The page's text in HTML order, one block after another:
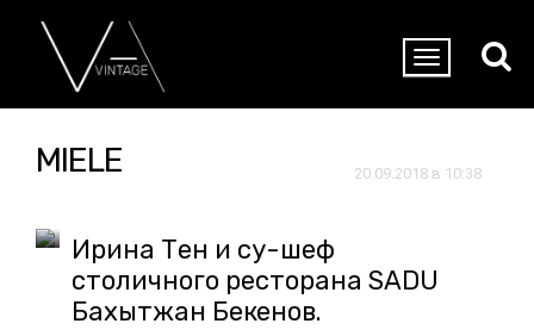
MIELE 20.09.2018 в 10:38
Ирина Тен и су-шеф
столичного ресторана SADU
Бахытжан Бекенов.